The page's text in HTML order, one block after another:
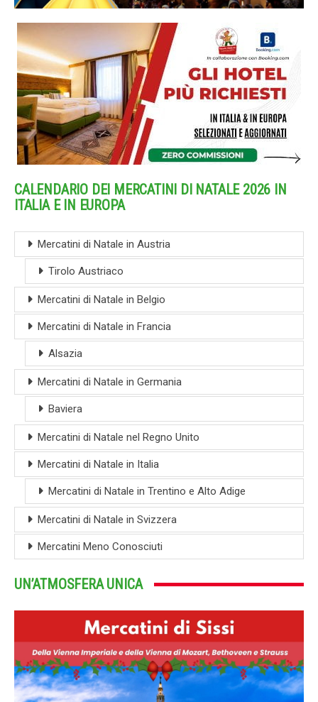
CALENDARIO DEI MERCATINI DI NATALE 2026 IN
ITALIA E IN EUROPA
Mercatini di Natale in Austria
Tirolo Austriaco
Mercatini di Natale in Belgio
Mercatini di Natale in Francia
Alsazia
Mercatini di Natale in Germania
Baviera
Mercatini di Natale nel Regno Unito
Mercatini di Natale in Italia
Mercatini di Natale in Trentino e Alto Adige
Mercatini di Natale in Svizzera
Mercatini Meno Conosciuti
UN’ATMOSFERA UNICA